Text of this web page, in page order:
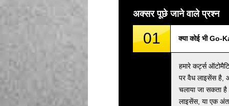
अक्सर पूछे जाने वाले प्रश्न
01 क्या कोई भी
हमारे कर्ट्स
पर वैध लाइसेंस है,
चलाया जा सकता
लाइसेंस, या एक